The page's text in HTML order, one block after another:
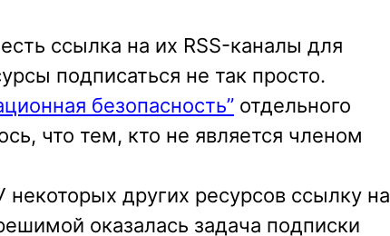
ссылка на их RSS-каналы для
подписаться не так просто.
безопасность” отдельного
что тем, кто не является членом
некоторых других ресурсов ссылку на
оказалась задача подписки